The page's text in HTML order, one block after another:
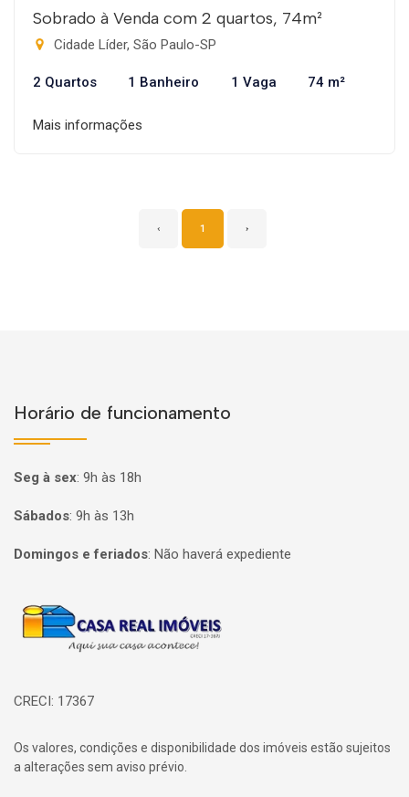
Sobrado à Venda com 2 quartos, 74m²
Cidade Líder, São Paulo-SP
2 Quartos 1 Banheiro 1 Vaga 74 m²
Mais informações
‹ 1 ›
Horário de funcionamento
Seg à sex: 9h às 18h
Sábados: 9h às 13h
Domingos e feriados: Não haverá expediente
Página inicial
CRECI: 17367
Os valores, condições e disponibilidade dos imóveis estão sujeitos
a alterações sem aviso prévio.